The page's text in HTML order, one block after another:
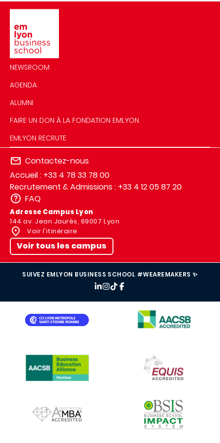
NEWSROOM
AGENDA
ALUMNI
FAIRE UN DON À LA FONDATION EMLYON
EMLYON RECRUTE
Contactez-nous
Accueil : +33 4 78 33 78 00
Recrutement & Admissions : +33 4 12 05 87 20
FAQ
Adresse Campus Lyon
144 av. Jean Jaurès, 69007 Lyon
Voir l'itinéraire
Voir tous les campus
SUIVEZ EMLYON BUSINESS SCHOOL #WEAREMAKERS ✨
IMAGE
IMAGE
IMAGE